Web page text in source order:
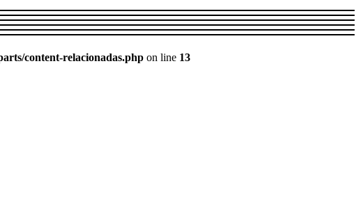
content-relacionadas.php on line 13